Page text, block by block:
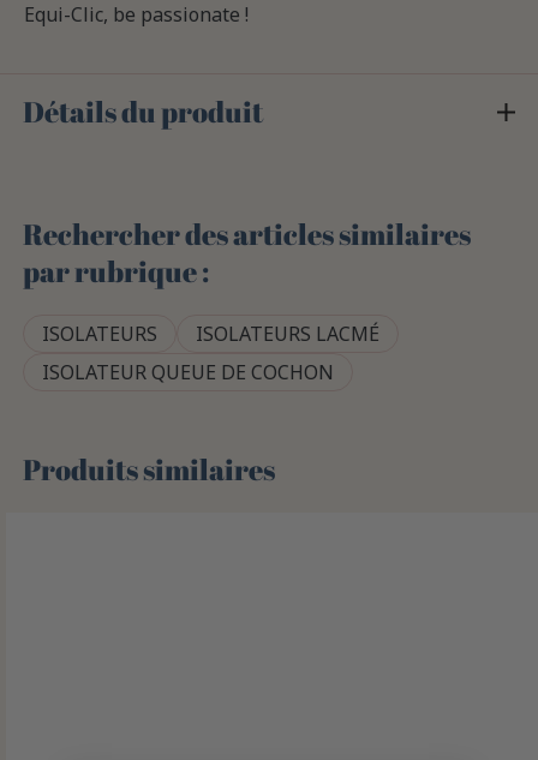
Equi-Clic, be passionate !
Détails du produit
Rechercher des articles similaires
par rubrique :
ISOLATEURS
ISOLATEURS LACMÉ
ISOLATEUR QUEUE DE COCHON
Produits similaires